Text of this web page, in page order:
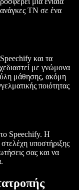
ανάγκες ΤΝ σε ένα
και τα
με γνώμονα
μάθησης, ακόμη
ποιότητας
Speechify. Η
υποστήριξης
σας και να